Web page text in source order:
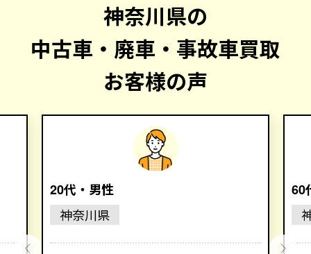
神奈川県の
中古車・廃車・事故車買取
お客様の声
20代・男性
神奈川県
60